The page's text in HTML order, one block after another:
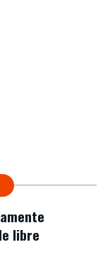
libre